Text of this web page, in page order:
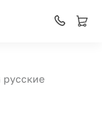
русские